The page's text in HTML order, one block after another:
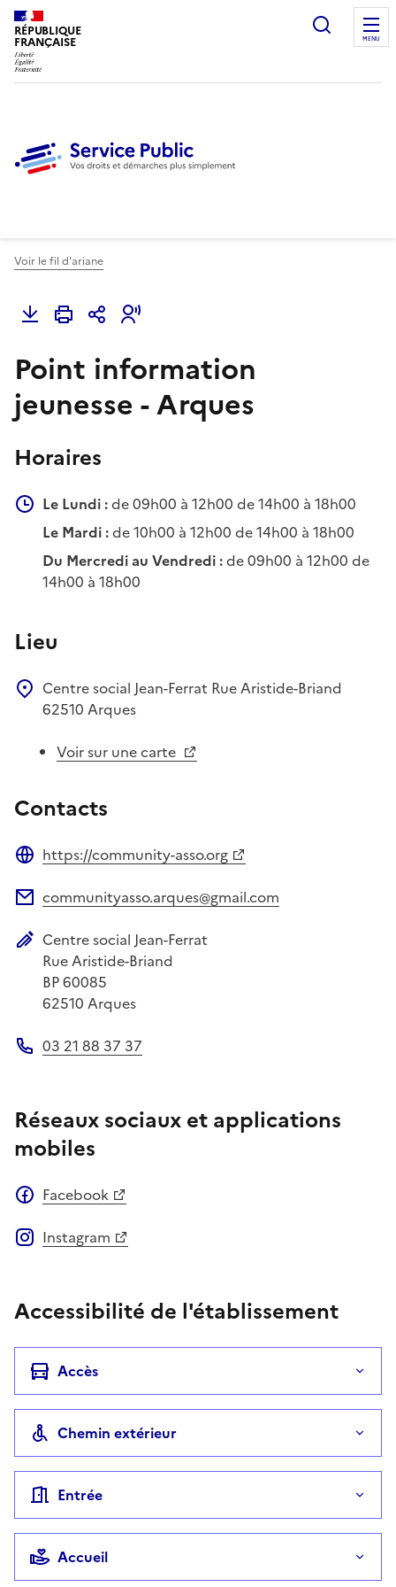
RÉPUBLIQUE
FRANÇAISE
Ouvrir
MENU
Voir le fil d'ariane
Point information
jeunesse - Arques
Horaires
Le Lundi :de 09h00 à 12h00 de 14h00 à 18h00
Le Mardi :de 10h00 à 12h00 de 14h00 à 18h00
Du Mercredi au Vendredi :de 09h00 à 12h00 de
14h00 à 18h00
Lieu
Centre social Jean-Ferrat Rue Aristide-Briand
62510 Arques
Voir sur une carte
Contacts
https://community-asso.org
communityasso.arques@gmail.com
Adresse postale
Centre social Jean-Ferrat
Rue Aristide-Briand
BP 60085
62510 Arques
03 21 88 37 37
Réseaux sociaux et applications
mobiles
Facebook
Instagram
Accessibilité de l'établissement
Accès
Chemin extérieur
Entrée
Accueil